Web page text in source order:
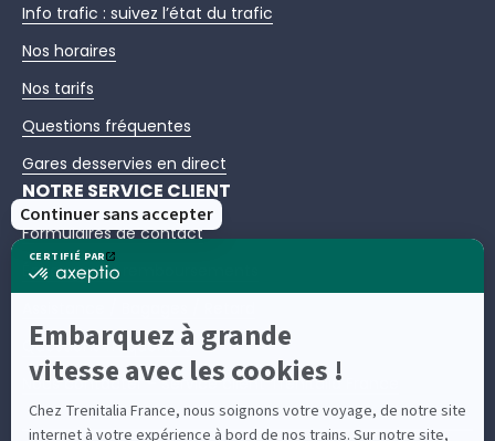
Info trafic : suivez l’état du trafic
Nos horaires
Nos tarifs
Questions fréquentes
Gares desservies en direct
NOTRE SERVICE CLIENT
Formulaires de contact
Échanges et remboursements
Questions fréquentes
Nous contacter – Service client Trenitalia France